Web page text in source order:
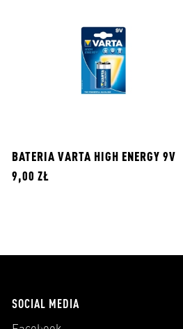
BATERIA VARTA HIGH ENERGY 9V
9,00 ZŁ
SOCIAL MEDIA